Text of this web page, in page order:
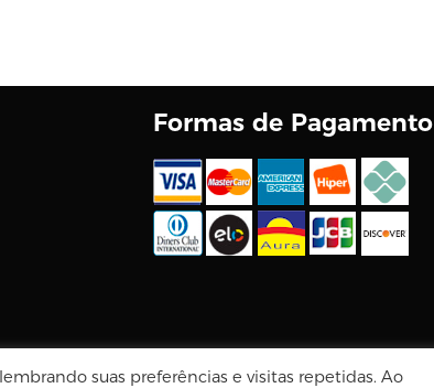
Formas de Pagamento
Tecnologia Virtuaria
suas preferências e visitas repetidas. Ao